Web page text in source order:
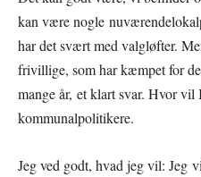
kan være nogle
har det svært med valgløfter.
frivillige, som har kæmpet for
mange år, et klart svar. Hvor
kommunalpolitikere.
Jeg ved godt, hvad jeg vil: Jeg